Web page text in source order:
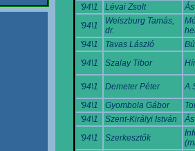
'94\1
Lévai Zsolt
'94\1
Weiszburg Tamás,
dr.
'94\1
Tavas László
'94\1
Szalay Tibor
'94\1 Demeter Péter
A
'94\1
Gyombola Gábor
'94\1
Szent-Királyi István
'94\1
Szerkesztők